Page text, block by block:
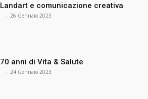
Landart e comunicazione creativa
- 26 Gennaio 2023
70 anni di Vita & Salute
- 24 Gennaio 2023